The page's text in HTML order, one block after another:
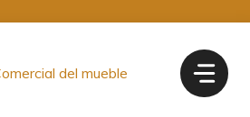
del mueble